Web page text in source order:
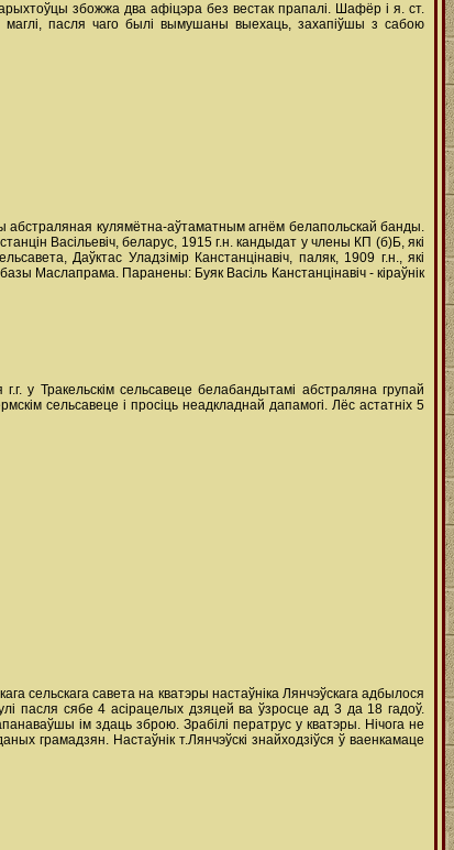
збожжа два афіцэра без вестак прапалі. Шафёр і я. cт.
маглі, пасля чаго былі вымушаны выехаць, захапіўшы з сабою
абстраляная кулямётна-аўтаматным агнём белапольскай банды.
Васільевіч, беларус, 1915 г.н. кандыдат у члены КП (б)Б, які
Даўктас Уладзімір Канстанцінавіч, паляк, 1909 г.н., які
Маслапрама. Паранены: Буяк Васіль Канстанцінавіч - кіраўнік
у Тракельскім сельсавеце белабандытамі абстраляна групай
сельсавеце і просіць неадкладнай дапамогі. Лёс астатніх 5
сельскага савета на кватэры настаўніка Лянчэўскага адбылося
пасля сябе 4 асірацелых дзяцей ва ўзросце ад 3 да 18 гадоў.
ім здаць зброю. Зрабілі ператрус у кватэры. Нічога не
грамадзян. Настаўнік т.Лянчэўскі знайходзіўся ў ваенкамаце